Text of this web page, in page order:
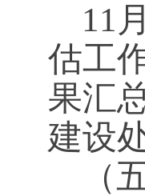
11
估工
果汇
建设处
（